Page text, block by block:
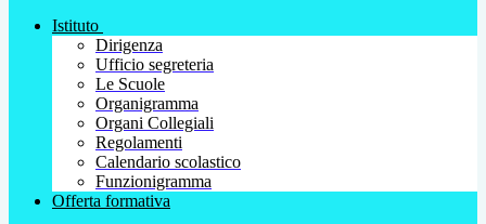
Istituto
Dirigenza
Ufficio segreteria
Le Scuole
Organigramma
Organi Collegiali
Regolamenti
Calendario scolastico
Funzionigramma
Offerta formativa